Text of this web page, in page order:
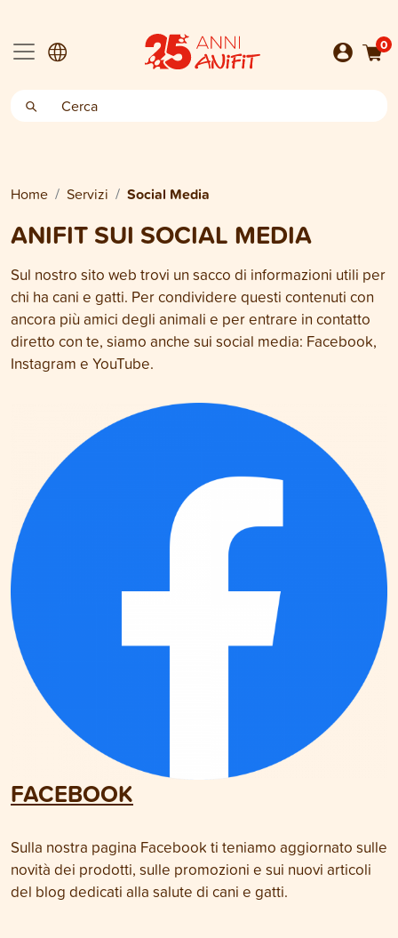
0
Home Servizi Social Media
ANIFIT SUI SOCIAL MEDIA
Sul nostro sito web trovi un sacco di informazioni utili per
chi ha cani e gatti. Per condividere questi contenuti con
ancora più amici degli animali e per entrare in contatto
diretto con te, siamo anche sui social media: Facebook,
Instagram e YouTube.
FACEBOOK
Sulla nostra pagina Facebook ti teniamo aggiornato sulle
novità dei prodotti, sulle promozioni e sui nuovi articoli
del blog dedicati alla salute di cani e gatti.